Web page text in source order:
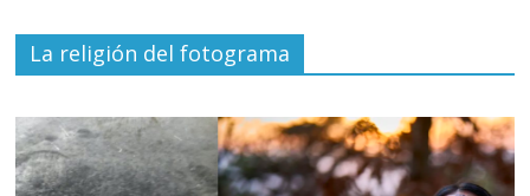
La religión del fotograma